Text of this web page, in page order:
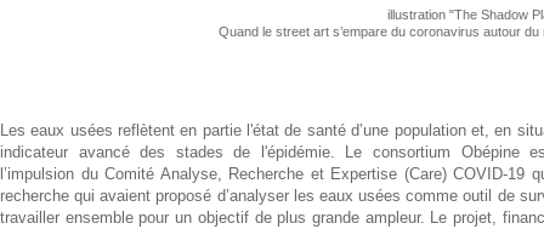
illustration "The Shadow
Quand le street art s’empare du coronavirus autour
Les eaux usées reflètent en partie l'état de santé d’une population et, en
indicateur avancé des stades de l'épidémie. Le consortium Obépine
l’impulsion du Comité Analyse, Recherche et Expertise (Care) COVID-19
recherche qui avaient proposé d’analyser les eaux usées comme outil de
travailler ensemble pour un objectif de plus grande ampleur. Le projet,